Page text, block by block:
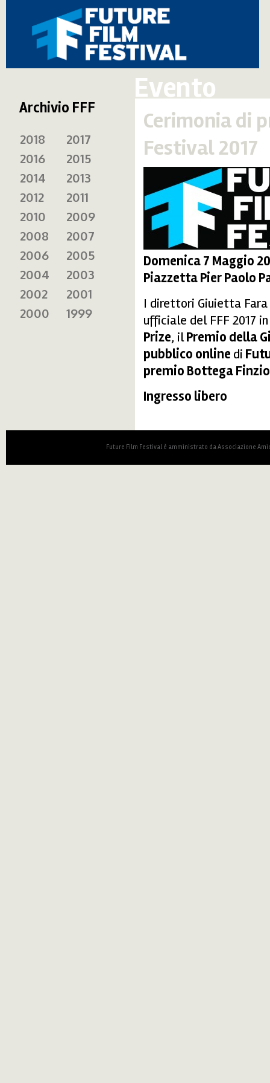
Evento
Cerimonia di
Festival 2017
Domenica 7 Maggio
Piazzetta Pier Paolo
I direttori Giuietta Fara
ufficiale del FFF 2017
Prize, ilPremio della
pubblico online di
premio Bottega
Ingresso libero
Archivio FFF
2018
2017
2016
2015
2014
2013
2012
2011
2010
2009
2008
2007
2006
2005
2004
2003
2002
2001
2000
1999
Future Film Festival è amministrato da Associazione